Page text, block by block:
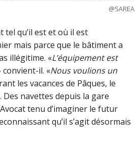
@SAREA
tel qu’il est et où il est
mais parce que le bâtiment a
illégitime. «L’équipement est
convient-il. «Nous voulions un
les vacances de Pâques, le
Des navettes depuis la gare
tenu d’imaginer le futur
qu’il s’agit désormais